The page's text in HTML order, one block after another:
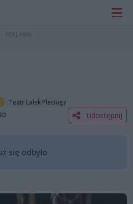
Teatr Lalek Pleciuga
Udostępnij
się odbyło